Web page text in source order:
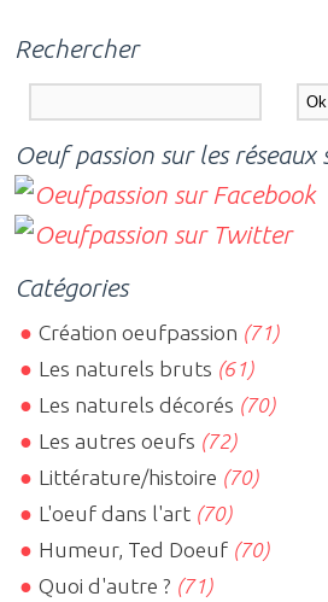
Rechercher
Oeuf passion sur les réseaux
Catégories
Création oeufpassion (71)
Les naturels bruts (61)
Les naturels décorés (70)
Les autres oeufs (72)
Littérature/histoire (70)
L'oeuf dans l'art (70)
Humeur, Ted Doeuf (70)
Quoi d'autre ? (71)